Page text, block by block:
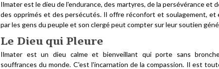
Ilmater est le dieu de l'endurance, des martyres, de la persévérance
des opprimés et des persécutés. Il offre réconfort et soulagement,
par les gens du peuple et son clergé peut compter sur leur soutien
Le Dieu qui Pleure
Ilmater est un dieu calme et bienveillant qui porte sans
souffrances du monde. C'est l'incarnation de la compassion. Il est